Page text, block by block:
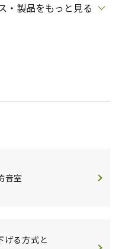
・製品をもっと見る
音室
げる方式と